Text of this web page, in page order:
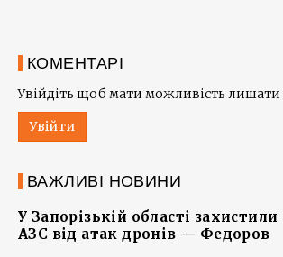
КОМЕНТАРІ
Увійдіть щоб мати можливість лишати
Увійти
ВАЖЛИВІ НОВИНИ
У Запорізькій області
АЗС від атак дронів — Федоров